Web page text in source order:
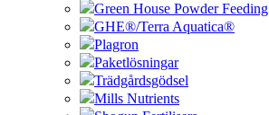
Green House Powder Feeding
GHE®/Terra Aquatica®
Plagron
Paketlösningar
Trädgårdsgödsel
Mills Nutrients